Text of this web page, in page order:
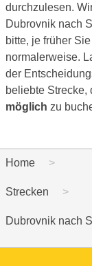
durchzulesen.
Dubrovnik nach
bitte, je früher
normalerweise.
der
beliebte Strecke,
möglich zu
Home
Strecken
Dubrovnik nach